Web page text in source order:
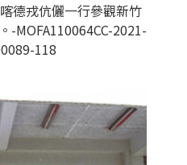
德戎伉儷一行參觀新竹
-MOFA110064CC-2021-
118